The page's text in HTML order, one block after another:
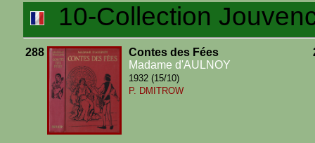
10-Collection
288
Contes des Fées
Madame d'AULNOY
1932 (15/10)
P. DMITROW